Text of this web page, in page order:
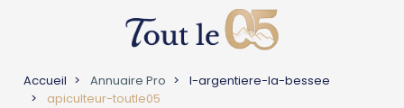
Accueil Annuaire Pro
l-argentiere-la-bessee
apiculteur-toutle05